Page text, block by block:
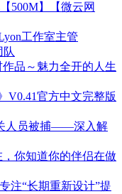
500M】【微云网
工作室主管
队
品～魅力全开的人生
V0.41官方中文完整版
人员被捕——深入解
你知道你的伴侣在做
注“长期重新设计”提